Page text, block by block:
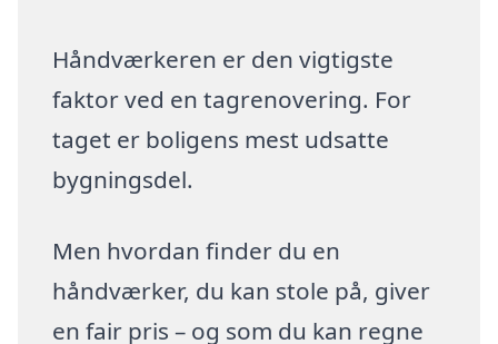
Håndværkeren er den vigtigste
faktor ved en tagrenovering. For
taget er boligens mest udsatte
bygningsdel.
Men hvordan finder du en
håndværker, du kan stole på, giver
en fair pris – og som du kan regne